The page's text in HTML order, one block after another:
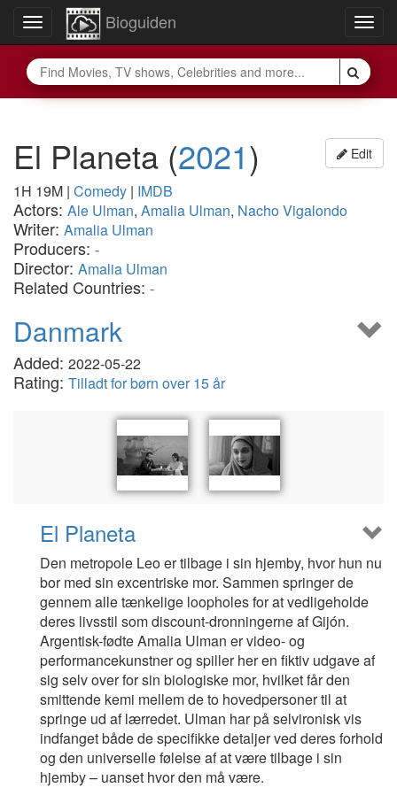
Toggle
navigation
Bioguiden
Edit
El Planeta (2021)
1H 19M | Comedy | IMDB
Actors: Ale Ulman, Amalia Ulman, Nacho Vigalondo
Writer: Amalia Ulman
Producers: -
Director: Amalia Ulman
Related Countries: -
Danmark
Added: 2022-05-22
Rating: Tilladt for børn over 15 år
El Planeta
Den metropole Leo er tilbage i sin hjemby, hvor hun nu
bor med sin excentriske mor. Sammen springer de
gennem alle tænkelige loopholes for at vedligeholde
deres livsstil som discount-dronningerne af Gijón.
Argentisk-fødte Amalia Ulman er video- og
performancekunstner og spiller her en fiktiv udgave af
sig selv over for sin biologiske mor, hvilket får den
smittende kemi mellem de to hovedpersoner til at
springe ud af lærredet. Ulman har på selvironisk vis
indfanget både de specifikke detaljer ved deres forhold
og den universelle følelse af at være tilbage i sin
hjemby – uanset hvor den må være.